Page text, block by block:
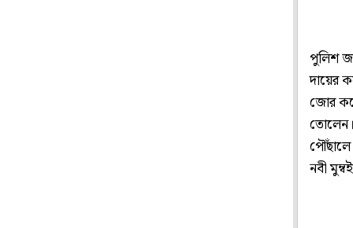
পুলিশ
দায়ের
জোর
পৌঁছালে
নবী